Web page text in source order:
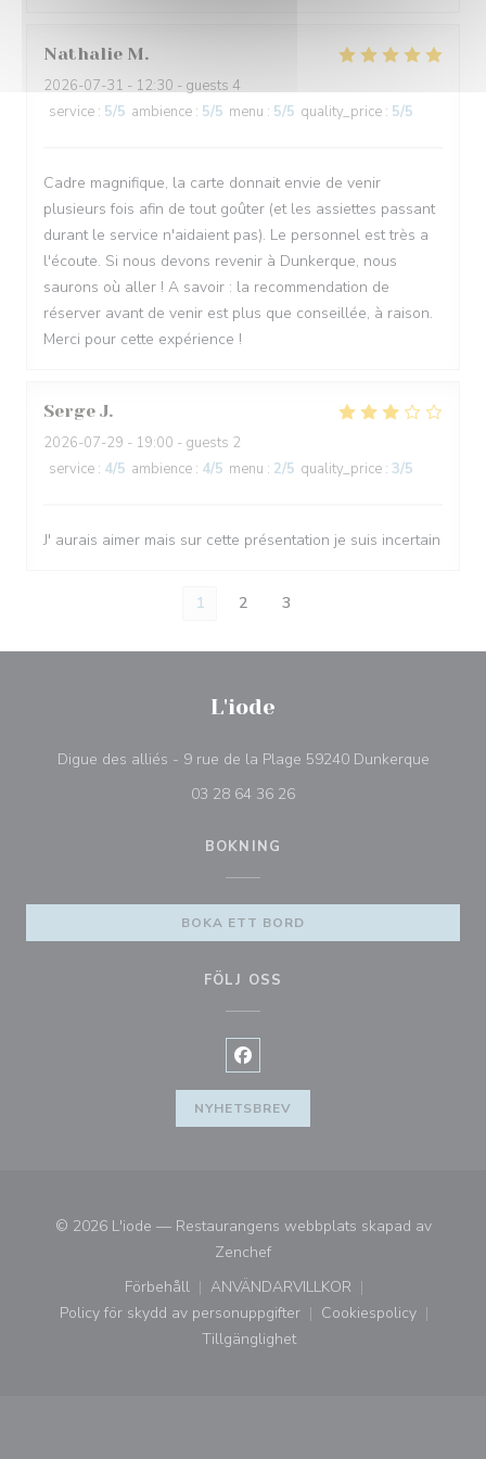
Nathalie M
2026-07-31 - 12:30 - guests 4
service : 5/5 ambience : 5/5 menu : 5/5 quality_price : 5/5
Cadre magnifique, la carte donnait envie de venir
plusieurs fois afin de tout goûter (et les assiettes passant
durant le service n'aidaient pas). Le personnel est très a
l'écoute. Si nous devons revenir à Dunkerque, nous
saurons où aller ! A savoir : la recommendation de
réserver avant de venir est plus que conseillée, à raison.
Merci pour cette expérience !
Serge J
2026-07-29 - 19:00 - guests 2
service : 4/5 ambience : 4/5 menu : 2/5 quality_price : 3/5
J' aurais aimer mais sur cette présentation je suis incertain
1 2 3
L'iode
Digue des alliés - 9 rue de la Plage 59240 Dunkerque
03 28 64 36 26
BOKNING
BOKA ETT BORD
FÖLJ OSS
Facebook ((öppnas i ett nytt
NYHETSBREV
© 2026 L'iode — Restaurangens webbplats skapad av
Zenchef((öppnas i ett nytt fönster))
Förbehåll
((öppnas i ett nytt fönster))
ANVÄNDARVILLKOR
((öppnas i ett nytt fönster))
Policy för skydd av personuppgifter
((öppnas i ett nytt fönster))
Cookiespolicy
((öppnas i ett
Tillgänglighet
((öppnas i ett nytt fönster))